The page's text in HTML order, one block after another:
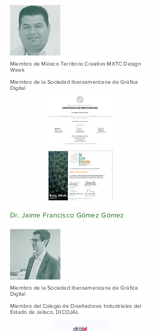
Miembro de México Territorio Creativo MXTC Design
Week
Miembro de la Sociedad Iberoamericana de Gráfica
Digital
Dr. Jaime Francisco Gómez Gómez
Miembro de la Sociedad Iberoamericana de Gráfica
Digital
Miembro del Colegio de Diseñadores Industriales del
Estado de Jalisco, DICOJAL